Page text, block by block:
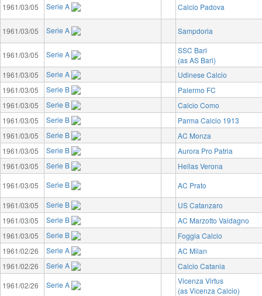
1961/03/05
Serie A Calcio Padova
1961/03/05 Serie A Sampdoria
1961/03/05 Serie A
SSC Bari
(as AS Bari)
1961/03/05
Serie A
Udinese Calcio
1961/03/05
Serie B
Palermo FC
1961/03/05
Serie B
Calcio Como
1961/03/05
Serie B
Parma Calcio 1913
1961/03/05
Serie B
AC Monza
1961/03/05
Serie B
Aurora Pro Patria
1961/03/05
Serie B
Hellas Verona
1961/03/05
Serie B
AC Prato
1961/03/05
Serie B
US Catanzaro
1961/03/05
Serie B
AC Marzotto Valdagno
1961/03/05
Serie B
Foggia Calcio
1961/02/26
Serie A
AC Milan
1961/02/26
Serie A
Calcio Catania
1961/02/26
Serie A
Vicenza Virtus
(as Vicenza Calcio)